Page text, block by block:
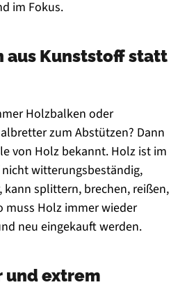
im Fokus.
Kunststoff statt
Holzbalken oder
zum Abstützen? Dann
von Holz bekannt. Holz ist im
witterungsbeständig,
splittern, brechen, reißen,
muss Holz immer wieder
neu eingekauft werden.
und extrem